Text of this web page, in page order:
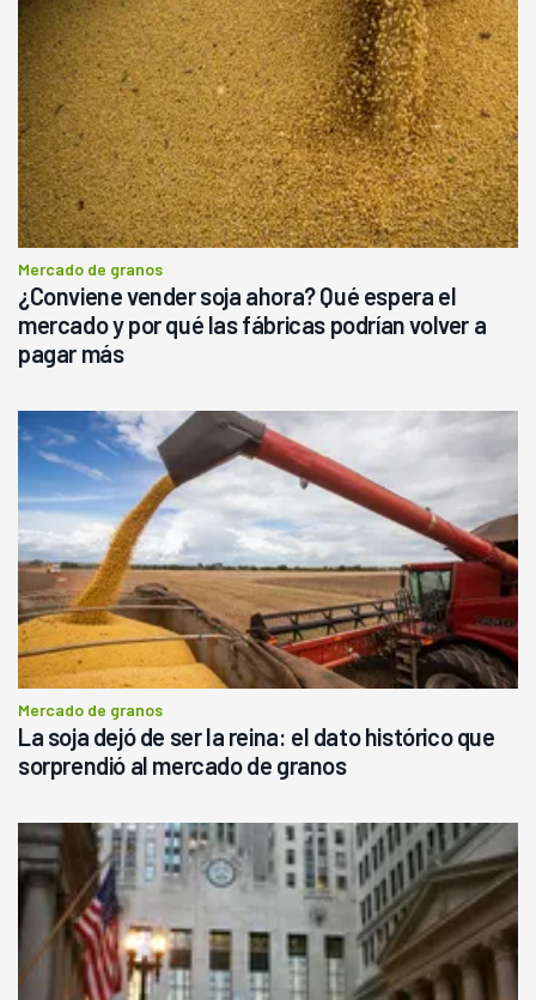
Mercado de granos
¿Conviene vender soja ahora? Qué espera el
mercado y por qué las fábricas podrían volver a
pagar más
Mercado de granos
La soja dejó de ser la reina: el dato histórico que
sorprendió al mercado de granos